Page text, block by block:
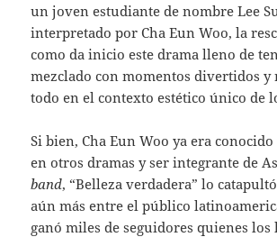
un joven estudiante de nombre Lee
interpretado por Cha Eun Woo, la
como da inicio este drama lleno de
mezclado con momentos divertidos y
todo en el contexto estético único de
Si bien, Cha Eun Woo ya era
en otros dramas y ser integrante de
band, “Belleza verdadera” lo
aún más entre el público
ganó miles de seguidores quienes los